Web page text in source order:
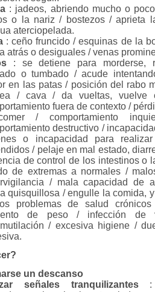
: jadeos, abriendo mucho o
o la nariz / bostezos / aprieta
aterciopelada.
: ceño fruncido / esquinas de la
atrás o desiguales / venas
: se detiene para morderse,
o tumbado / acude
en las patas / posición del rabo
/ cava / da vueltas, vuelve
fuera de contexto /
/ comportamiento
destructivo /
o incapacidad para
/ pelaje en mal estado,
de control de los intestinos o
de extremas a normales /
/ mala capacidad de
quisquillosa / engulle la comida,
problemas de salud
de peso / infección de
/ excesiva higiene /
un descanso
señales tranquilizantes :